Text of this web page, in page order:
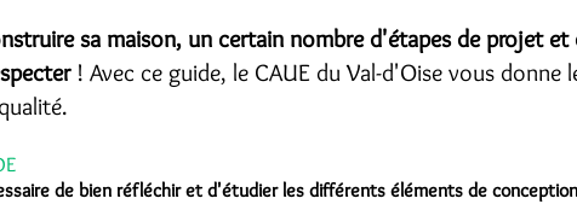
sa maison, un certain nombre d'étapes de projet et
! Avec ce guide, le CAUE du Val-d'Oise vous donne
de bien réfléchir et d'étudier les différents éléments de